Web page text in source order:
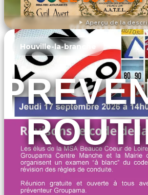
Aperçu de la
DÉCOUVRIR
Houville-la-branche